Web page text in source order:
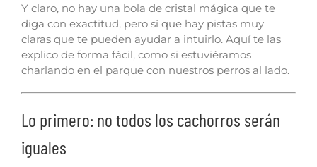
Y claro, no hay una bola de cristal mágica que te
diga con exactitud, pero sí que hay pistas muy
claras que te pueden ayudar a intuirlo. Aquí te las
explico de forma fácil, como si estuviéramos
charlando en el parque con nuestros perros al lado.
Lo primero: no todos los cachorros serán
iguales